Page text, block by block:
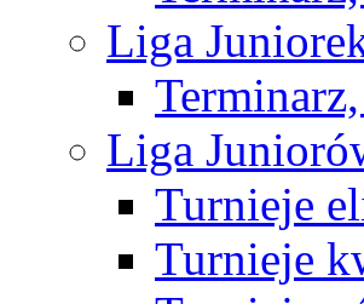
Liga
Liga
Turnieje
Turnieje